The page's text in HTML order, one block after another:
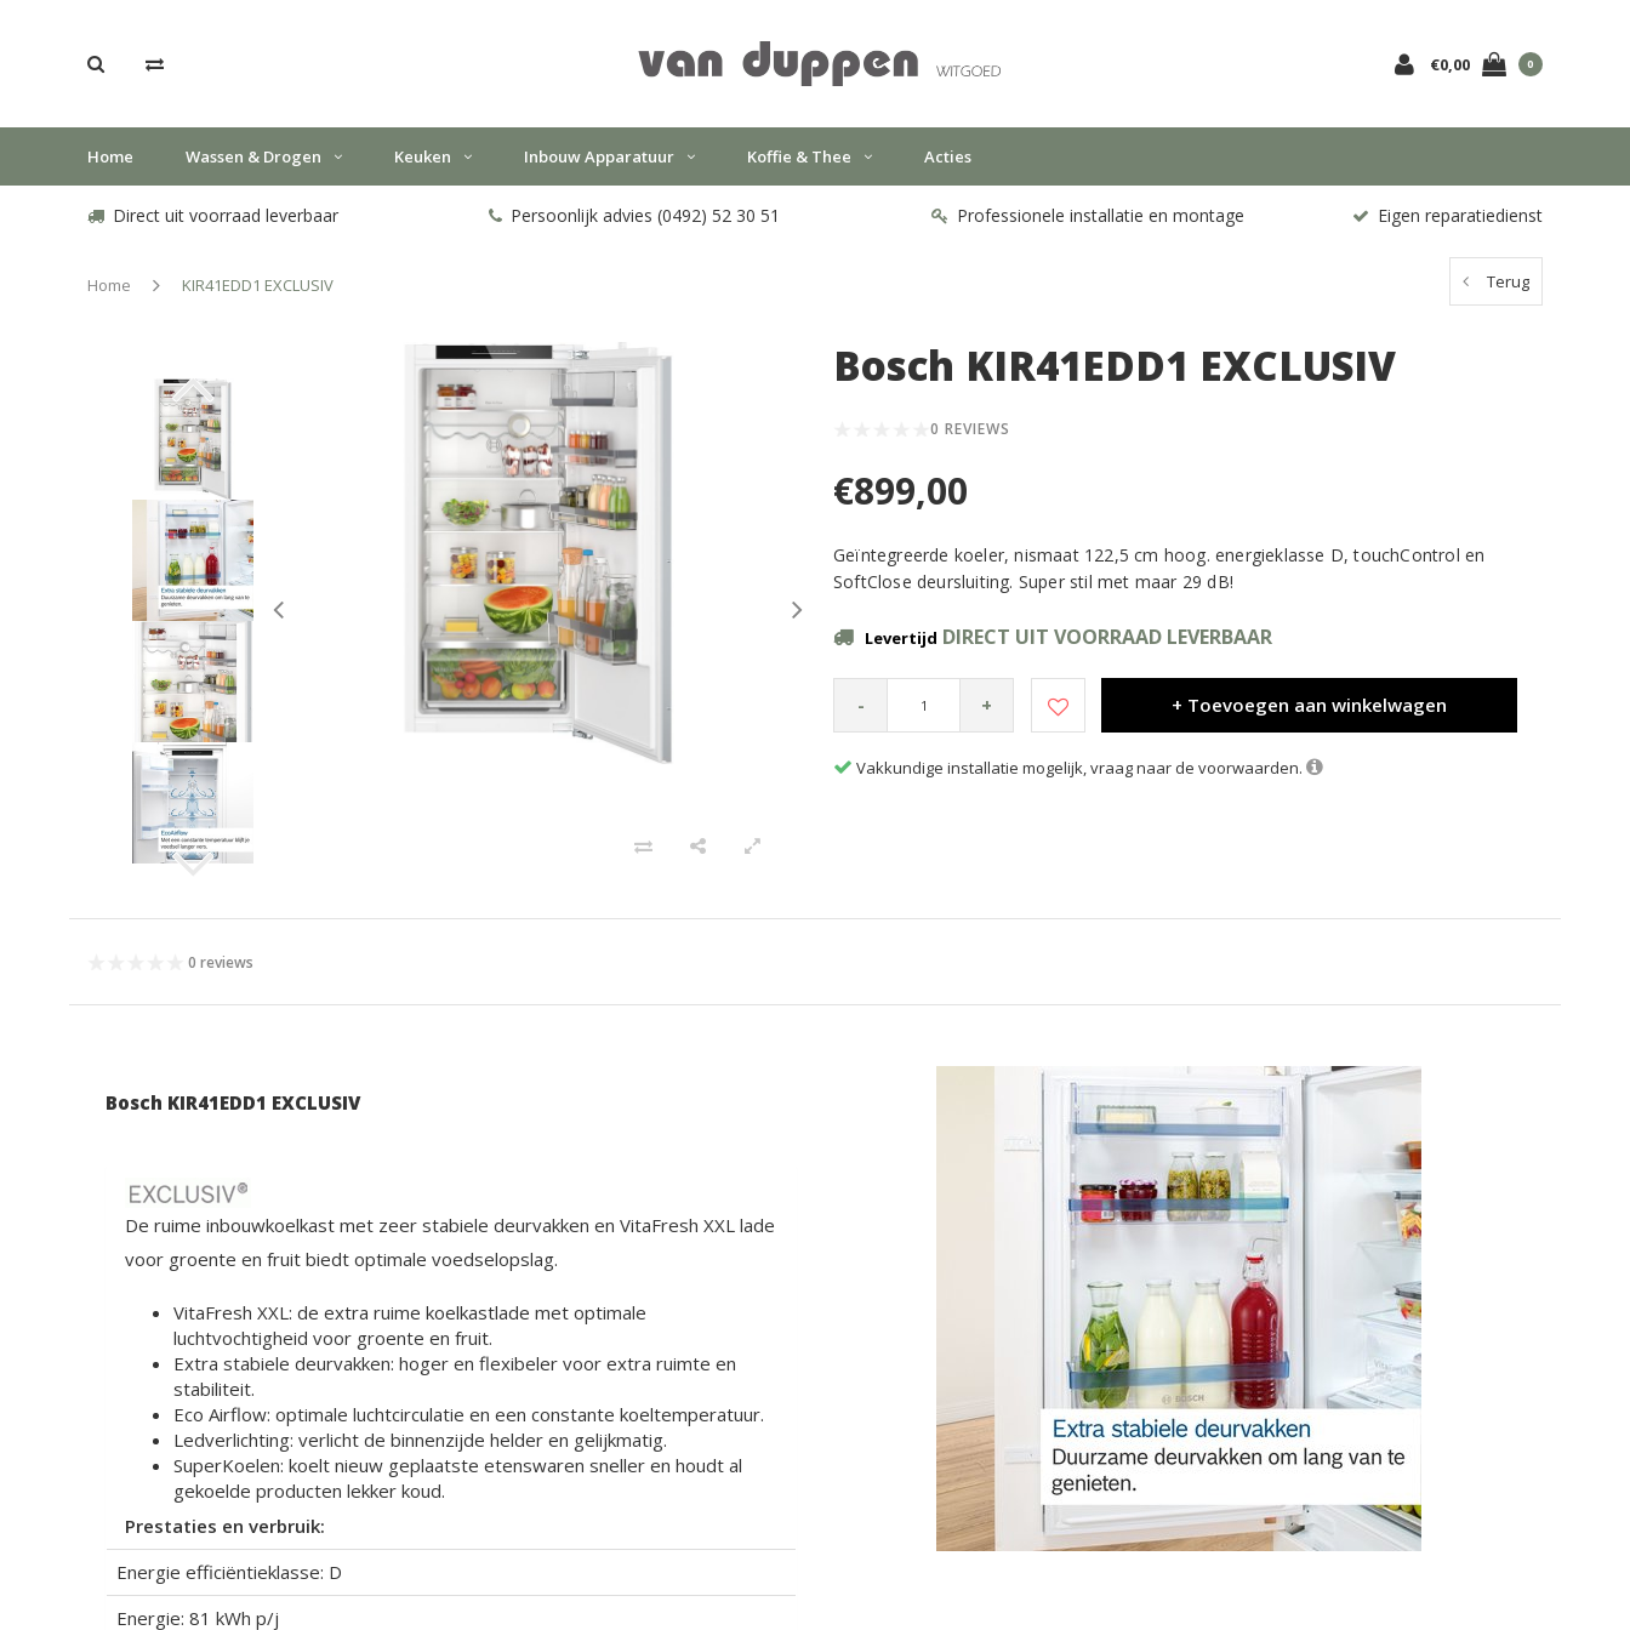
€0,00 0
Home Wassen & Drogen Keuken Inbouw Apparatuur Koffie & Thee Acties
Direct uit voorraad leverbaar Persoonlijk advies (0492) 52 30 51 Professionele installatie en montage Eigen reparatiedienst
Home KIR41EDD1 EXCLUSIV Terug
Bosch KIR41EDD1 EXCLUSIV
0 REVIEWS
€899,00
Geïntegreerde koeler, nismaat 122,5 cm hoog. energieklasse D, touchControl en
SoftClose deursluiting. Super stil met maar 29 dB!
Levertijd DIRECT UIT VOORRAAD LEVERBAAR
- + + Toevoegen aan winkelwagen
Vakkundige installatie mogelijk, vraag naar de voorwaarden.
0 reviews
Bosch KIR41EDD1 EXCLUSIV
De ruime inbouwkoelkast met zeer stabiele deurvakken en VitaFresh XXL lade
voor groente en fruit biedt optimale voedselopslag.
VitaFresh XXL: de extra ruime koelkastlade met optimale
luchtvochtigheid voor groente en fruit.
Extra stabiele deurvakken: hoger en flexibeler voor extra ruimte en
stabiliteit.
Eco Airflow: optimale luchtcirculatie en een constante koeltemperatuur.
Ledverlichting: verlicht de binnenzijde helder en gelijkmatig.
SuperKoelen: koelt nieuw geplaatste etenswaren sneller en houdt al
gekoelde producten lekker koud.
Prestaties en verbruik:
Energie efficiëntieklasse: D
Energie: 81 kWh p/j